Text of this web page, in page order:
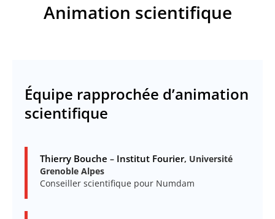
Animation scientifique
Équipe rapprochée d’animation
scientifique
Thierry Bouche – Institut Fourier, Université
Grenoble Alpes
Conseiller scientifique pour Numdam